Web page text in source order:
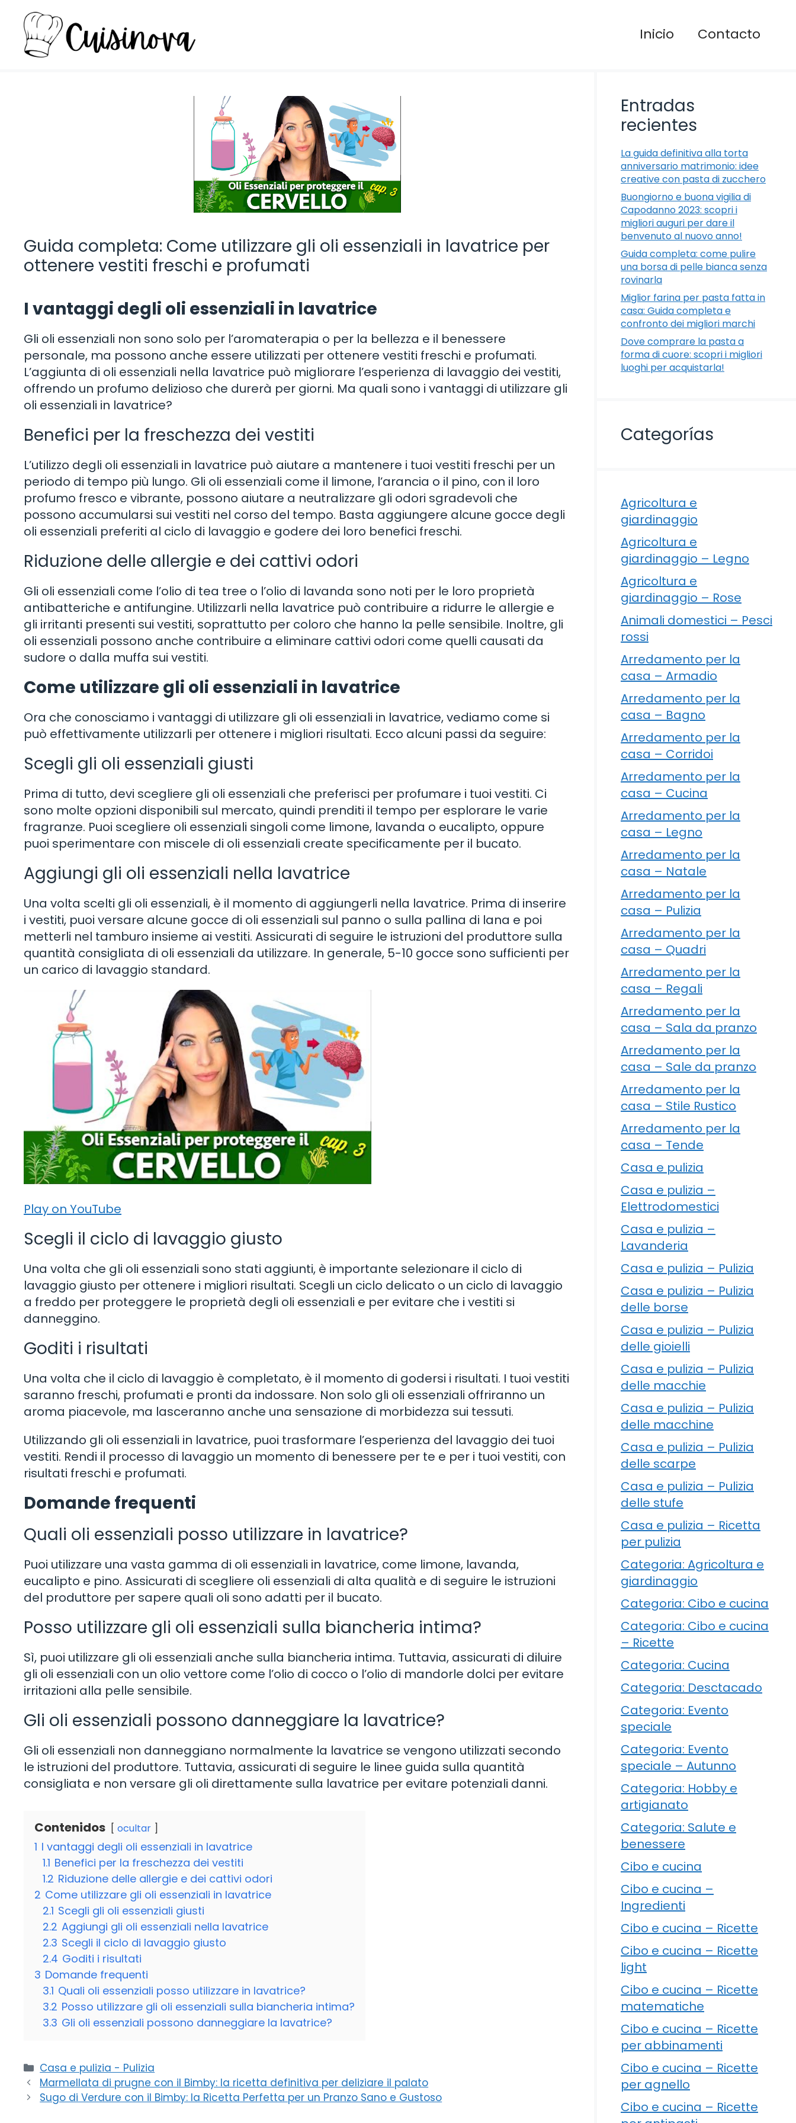
contenuto
Inicio Contacto
Guida completa: Come utilizzare gli oli essenziali in lavatrice per
ottenere vestiti freschi e profumati
I vantaggi degli oli essenziali in lavatrice
Gli oli essenziali non sono solo per l’aromaterapia o per la bellezza e il benessere
personale, ma possono anche essere utilizzati per ottenere vestiti freschi e profumati.
L’aggiunta di oli essenziali nella lavatrice può migliorare l’esperienza di lavaggio dei vestiti,
offrendo un profumo delizioso che durerà per giorni. Ma quali sono i vantaggi di utilizzare gli
oli essenziali in lavatrice?
Benefici per la freschezza dei vestiti
L’utilizzo degli oli essenziali in lavatrice può aiutare a mantenere i tuoi vestiti freschi per un
periodo di tempo più lungo. Gli oli essenziali come il limone, l’arancia o il pino, con il loro
profumo fresco e vibrante, possono aiutare a neutralizzare gli odori sgradevoli che
possono accumularsi sui vestiti nel corso del tempo. Basta aggiungere alcune gocce degli
oli essenziali preferiti al ciclo di lavaggio e godere dei loro benefici freschi.
Riduzione delle allergie e dei cattivi odori
Gli oli essenziali come l’olio di tea tree o l’olio di lavanda sono noti per le loro proprietà
antibatteriche e antifungine. Utilizzarli nella lavatrice può contribuire a ridurre le allergie e
gli irritanti presenti sui vestiti, soprattutto per coloro che hanno la pelle sensibile. Inoltre, gli
oli essenziali possono anche contribuire a eliminare cattivi odori come quelli causati da
sudore o dalla muffa sui vestiti.
Come utilizzare gli oli essenziali in lavatrice
Ora che conosciamo i vantaggi di utilizzare gli oli essenziali in lavatrice, vediamo come si
può effettivamente utilizzarli per ottenere i migliori risultati. Ecco alcuni passi da seguire:
Scegli gli oli essenziali giusti
Prima di tutto, devi scegliere gli oli essenziali che preferisci per profumare i tuoi vestiti. Ci
sono molte opzioni disponibili sul mercato, quindi prenditi il tempo per esplorare le varie
fragranze. Puoi scegliere oli essenziali singoli come limone, lavanda o eucalipto, oppure
puoi sperimentare con miscele di oli essenziali create specificamente per il bucato.
Aggiungi gli oli essenziali nella lavatrice
Una volta scelti gli oli essenziali, è il momento di aggiungerli nella lavatrice. Prima di inserire
i vestiti, puoi versare alcune gocce di oli essenziali sul panno o sulla pallina di lana e poi
metterli nel tamburo insieme ai vestiti. Assicurati di seguire le istruzioni del produttore sulla
quantità consigliata di oli essenziali da utilizzare. In generale, 5-10 gocce sono sufficienti per
un carico di lavaggio standard.
Play on YouTube
Scegli il ciclo di lavaggio giusto
Una volta che gli oli essenziali sono stati aggiunti, è importante selezionare il ciclo di
lavaggio giusto per ottenere i migliori risultati. Scegli un ciclo delicato o un ciclo di lavaggio
a freddo per proteggere le proprietà degli oli essenziali e per evitare che i vestiti si
danneggino.
Goditi i risultati
Una volta che il ciclo di lavaggio è completato, è il momento di godersi i risultati. I tuoi vestiti
saranno freschi, profumati e pronti da indossare. Non solo gli oli essenziali offriranno un
aroma piacevole, ma lasceranno anche una sensazione di morbidezza sui tessuti.
Utilizzando gli oli essenziali in lavatrice, puoi trasformare l’esperienza del lavaggio dei tuoi
vestiti. Rendi il processo di lavaggio un momento di benessere per te e per i tuoi vestiti, con
risultati freschi e profumati.
Domande frequenti
Quali oli essenziali posso utilizzare in lavatrice?
Puoi utilizzare una vasta gamma di oli essenziali in lavatrice, come limone, lavanda,
eucalipto e pino. Assicurati di scegliere oli essenziali di alta qualità e di seguire le istruzioni
del produttore per sapere quali oli sono adatti per il bucato.
Posso utilizzare gli oli essenziali sulla biancheria intima?
Sì, puoi utilizzare gli oli essenziali anche sulla biancheria intima. Tuttavia, assicurati di diluire
gli oli essenziali con un olio vettore come l’olio di cocco o l’olio di mandorle dolci per evitare
irritazioni alla pelle sensibile.
Gli oli essenziali possono danneggiare la lavatrice?
Gli oli essenziali non danneggiano normalmente la lavatrice se vengono utilizzati secondo
le istruzioni del produttore. Tuttavia, assicurati di seguire le linee guida sulla quantità
consigliata e non versare gli oli direttamente sulla lavatrice per evitare potenziali danni.
Contenidos ocultar
1 I vantaggi degli oli essenziali in lavatrice
1.1 Benefici per la freschezza dei vestiti
1.2 Riduzione delle allergie e dei cattivi odori
2 Come utilizzare gli oli essenziali in lavatrice
2.1 Scegli gli oli essenziali giusti
2.2 Aggiungi gli oli essenziali nella lavatrice
2.3 Scegli il ciclo di lavaggio giusto
2.4 Goditi i risultati
3 Domande frequenti
3.1 Quali oli essenziali posso utilizzare in lavatrice?
3.2 Posso utilizzare gli oli essenziali sulla biancheria intima?
3.3 Gli oli essenziali possono danneggiare la lavatrice?
Categorie
Casa e pulizia - Pulizia
Marmellata di prugne con il Bimby: la ricetta definitiva per deliziare il palato
Sugo di Verdure con il Bimby: la Ricetta Perfetta per un Pranzo Sano e Gustoso
Entradas
recientes
La guida definitiva alla torta
anniversario matrimonio: idee
creative con pasta di zucchero
Buongiorno e buona vigilia di
Capodanno 2023: scopri i
migliori auguri per dare il
benvenuto al nuovo anno!
Guida completa: come pulire
una borsa di pelle bianca senza
rovinarla
Miglior farina per pasta fatta in
casa: Guida completa e
confronto dei migliori marchi
Dove comprare la pasta a
forma di cuore: scopri i migliori
luoghi per acquistarla!
Categorías
Agricoltura e
giardinaggio
Agricoltura e
giardinaggio – Legno
Agricoltura e
giardinaggio – Rose
Animali domestici – Pesci
rossi
Arredamento per la
casa – Armadio
Arredamento per la
casa – Bagno
Arredamento per la
casa – Corridoi
Arredamento per la
casa – Cucina
Arredamento per la
casa – Legno
Arredamento per la
casa – Natale
Arredamento per la
casa – Pulizia
Arredamento per la
casa – Quadri
Arredamento per la
casa – Regali
Arredamento per la
casa – Sala da pranzo
Arredamento per la
casa – Sale da pranzo
Arredamento per la
casa – Stile Rustico
Arredamento per la
casa – Tende
Casa e pulizia
Casa e pulizia –
Elettrodomestici
Casa e pulizia –
Lavanderia
Casa e pulizia – Pulizia
Casa e pulizia – Pulizia
delle borse
Casa e pulizia – Pulizia
delle gioielli
Casa e pulizia – Pulizia
delle macchie
Casa e pulizia – Pulizia
delle macchine
Casa e pulizia – Pulizia
delle scarpe
Casa e pulizia – Pulizia
delle stufe
Casa e pulizia – Ricetta
per pulizia
Categoria: Agricoltura e
giardinaggio
Categoria: Cibo e cucina
Categoria: Cibo e cucina
– Ricette
Categoria: Cucina
Categoria: Desctacado
Categoria: Evento
speciale
Categoria: Evento
speciale – Autunno
Categoria: Hobby e
artigianato
Categoria: Salute e
benessere
Cibo e cucina
Cibo e cucina –
Ingredienti
Cibo e cucina – Ricette
Cibo e cucina – Ricette
light
Cibo e cucina – Ricette
matematiche
Cibo e cucina – Ricette
per abbinamenti
Cibo e cucina – Ricette
per agnello
Cibo e cucina – Ricette